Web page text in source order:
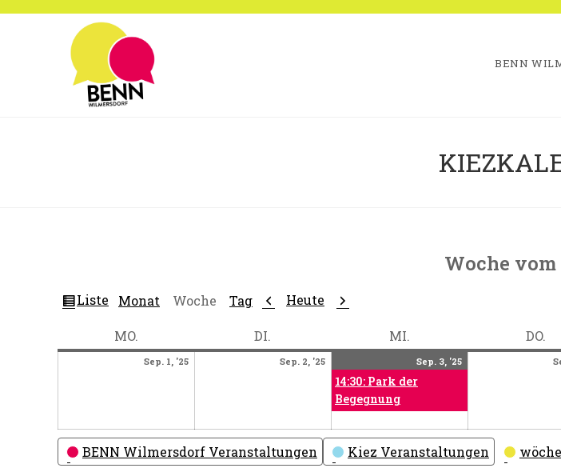
BENN
Woche vom
Ansicht
Liste Monat Woche Tag Zurück
Heute Weiter
MO. DI. MI. DO.
Sep. 1, '25September
Sep. 2, '25September
2025
Sep. 3, '25September
(1
14:30: Park der
Begegnung
Kategorien
BENN Wilmersdorf Veranstaltungen Kiez Veranstaltungen